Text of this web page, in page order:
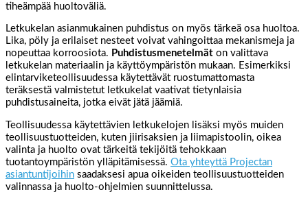
tiheämpää huoltoväliä.
Letkukelan asianmukainen puhdistus on myös tärkeä osa huoltoa.
Lika, pöly ja erilaiset nesteet voivat vahingoittaa mekanismeja ja
nopeuttaa korroosiota. Puhdistusmenetelmät on valittava
letkukelan materiaalin ja käyttöympäristön mukaan. Esimerkiksi
elintarviketeollisuudessa käytettävät ruostumattomasta
teräksestä valmistetut letkukelat vaativat tietynlaisia
puhdistusaineita, jotka eivät jätä jäämiä.
Teollisuudessa käytettävien letkukelojen lisäksi myös muiden
teollisuustuotteiden, kuten jiirisaksien ja liimapistoolin, oikea
valinta ja huolto ovat tärkeitä tekijöitä tehokkaan
tuotantoympäristön ylläpitämisessä. Ota yhteyttä Projectan
asiantuntijoihin saadaksesi apua oikeiden teollisuustuotteiden
valinnassa ja huolto-ohjelmien suunnittelussa.